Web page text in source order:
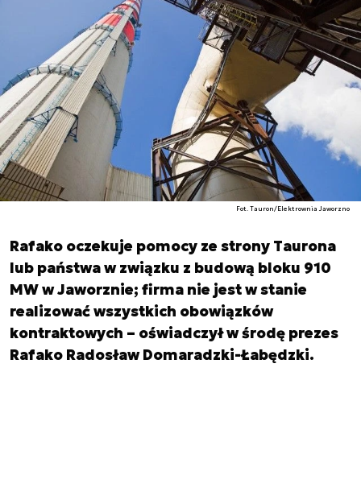
Fot. Tauron/Elektrownia Jaworzno
Rafako oczekuje pomocy ze strony Taurona
lub państwa w związku z budową bloku 910
MW w Jaworznie; firma nie jest w stanie
realizować wszystkich obowiązków
kontraktowych – oświadczył w środę prezes
Rafako Radosław Domaradzki-Łabędzki.